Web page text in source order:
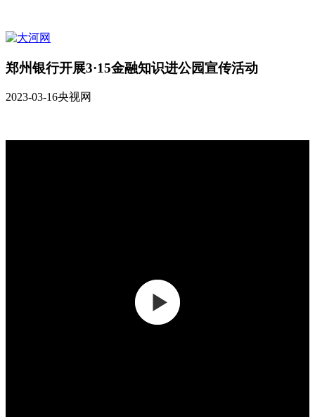
郑州银行开展3·15金融知识进公园宣传活动
2023-03-16央视网